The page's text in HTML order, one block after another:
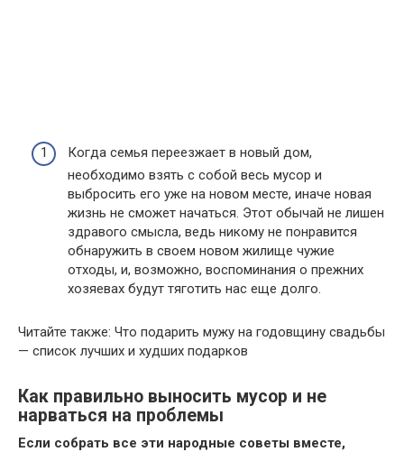
Когда семья переезжает в новый дом,
необходимо взять с собой весь мусор и
выбросить его уже на новом месте, иначе новая
жизнь не сможет начаться. Этот обычай не лишен
здравого смысла, ведь никому не понравится
обнаружить в своем новом жилище чужие
отходы, и, возможно, воспоминания о прежних
хозяевах будут тяготить нас еще долго.
Читайте также: Что подарить мужу на годовщину свадьбы
— список лучших и худших подарков
Как правильно выносить мусор и не
нарваться на проблемы
Если собрать все эти народные советы вместе,